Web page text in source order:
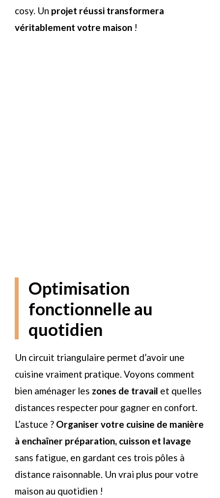
cosy. Un projet réussi transformera
véritablement votre maison !
Optimisation
fonctionnelle au
quotidien
Un circuit triangulaire permet d’avoir une
cuisine vraiment pratique. Voyons comment
bien aménager les zones de travail et quelles
distances respecter pour gagner en confort.
L’astuce ? Organiser votre cuisine de manière
à enchaîner préparation, cuisson et lavage
sans fatigue, en gardant ces trois pôles à
distance raisonnable. Un vrai plus pour votre
maison au quotidien !